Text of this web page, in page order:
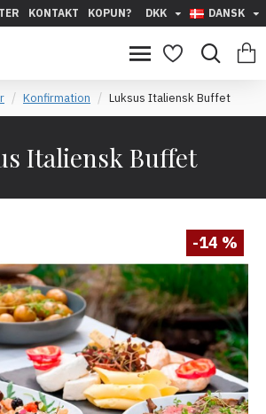
KONTAKT KOPUN? DKK DANSK
Konfirmation Luksus Italiensk Buffet
Italiensk Buffet
-14 %